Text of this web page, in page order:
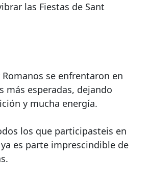
las Fiestas de Sant
Romanos se enfrentaron en
más esperadas, dejando
y mucha energía.
los que participasteis en
es parte imprescindible de